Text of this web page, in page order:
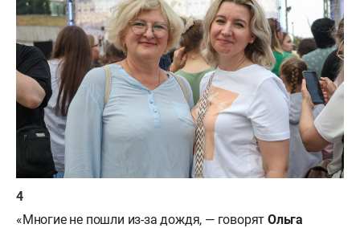
«Многие не пошли из-за дождя, — говорят Ольга